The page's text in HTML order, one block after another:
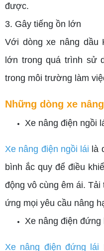
được.
3. Gây tiếng ồn lớn
Với dòng xe nâng dầu
lớn trong quá trình sử
trong môi trường làm
Những dòng xe
Xe nâng điện ngồi
Xe nâng điện ngồi lái là
bình ắc quy để điều
động vô cùng êm ái.
ứng mọi yêu cầu nâng
Xe nâng điện đứng
Xe nâng điện đứng lái